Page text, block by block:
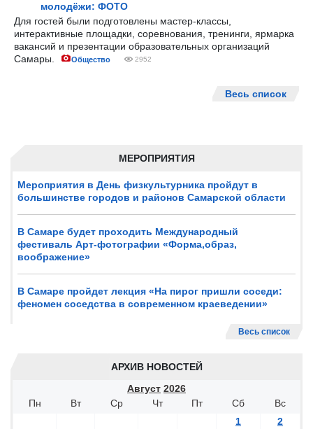
МЕРОПРИЯТИЯ
Мероприятия в День физкультурника пройдут в
большинстве городов и районов Самарской области
В Самаре будет проходить Международный
фестиваль Арт-фотографии «Форма,образ,
воображение»
В Самаре пройдет лекция «На пирог пришли соседи:
феномен соседства в современном краеведении»
Весь список
АРХИВ НОВОСТЕЙ
Август 2026
Пн
Вт Ср Чт Пт Сб
Вс
1
2
молодёжи: ФОТО
Для гостей были подготовлены мастер-классы,
интерактивные площадки, соревнования, тренинги, ярмарка
вакансий и презентации образовательных организаций
Самары.
Общество 2952
Весь список